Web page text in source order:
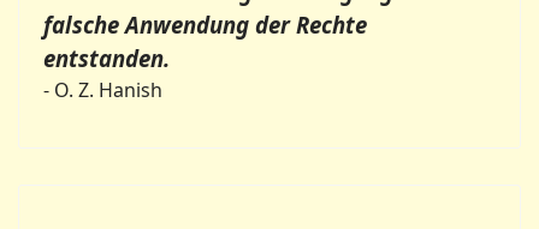
falsche Anwendung der Rechte
entstanden.
- O. Z. Hanish